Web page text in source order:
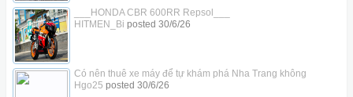
___HONDA CBR 600RR Repsol___
HITMEN_Bi posted 30/6/26
Có nên thuê xe máy để tự khám phá Nha Trang không
Hgo25 posted 30/6/26